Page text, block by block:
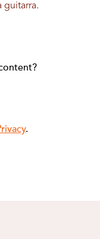
guitarra.